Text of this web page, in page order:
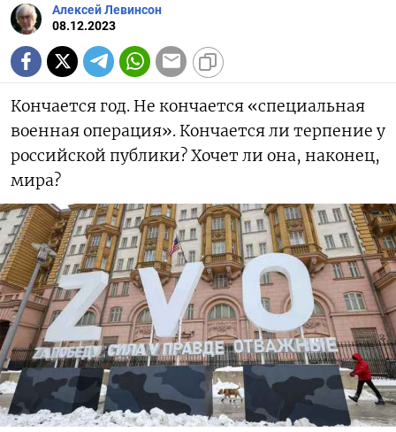
Алексей Левинсон
08.12.2023
Кончается год. Не кончается «специальная
военная операция». Кончается ли терпение у
российской публики? Хочет ли она, наконец,
мира?